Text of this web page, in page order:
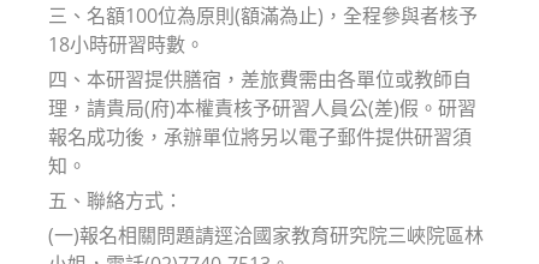
三、名額100位為原則(額滿為止)，全程參與者核予
18小時研習時數。
四、本研習提供膳宿，差旅費需由各單位或教師自
理，請貴局(府)本權責核予研習人員公(差)假。研習
報名成功後，承辦單位將另以電子郵件提供研習須
知。
五、聯絡方式：
(一)報名相關問題請逕洽國家教育研究院三峽院區林